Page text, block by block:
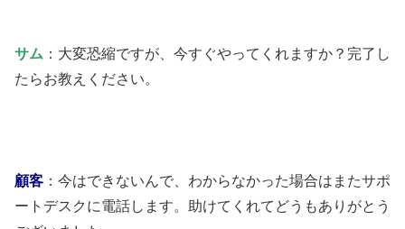
サム ：大変恐縮ですが、今すぐやってくれますか？完了し
たらお教えください。
顧客 ：今はできないんで、わからなかった場合はまたサポ
ートデスクに電話します。助けてくれてどうもありがとう